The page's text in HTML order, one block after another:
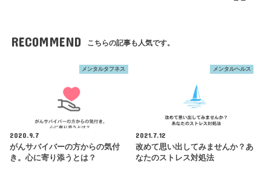
RECOMMEND こちらの記事も人気です。
メンタルタフネス
2020.9.7
がんサバイバーの方からの気付
き。心に寄り添うとは？
メンタルヘルス
2021.7.12
改めて思い出してみませんか？あ
なたのストレス対処法